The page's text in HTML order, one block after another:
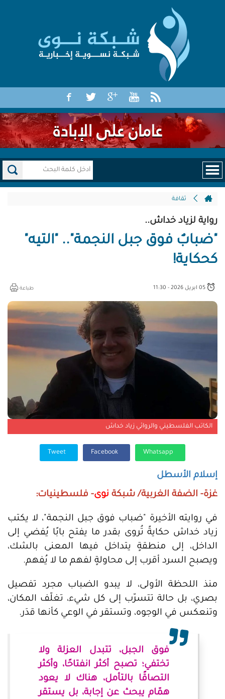
ثقافة
رواية لزياد خداش..
"ضبابٌ فوق جبل النجمة".. "التيه"
كحكاية!
طباعة
الكاتب الفلسطيني والروائي زياد خداش
إسلام الأسطل
غزة- الضفة الغربية/ شبكة نوى- فلسطينيات:
في روايته الأخيرة "ضباب فوق جبل النجمة"، لا يكتب
زياد خداش حكايةً تُروى بقدر ما يفتح بابًا يُفضي إلى
الداخل، إلى منطقةٍ يتداخل فيها المعنى بالشك،
ويصبح السرد أقرب إلى محاولةٍ لفهم ما لا يُفهم.
منذ اللحظة الأولى، لا يبدو الضباب مجرد تفصيل
بصري، بل حالة تتسرّب إلى كل شيء، تغلّف المكان،
وتنعكس في الوجوه، وتستقر في الوعي كأنها قدَر.
فوق الجبل، تتبدل العزلة ولا
تختفي؛ تصبح أكثر انفتاحًا، وأكثر
التصاقًا بالتأمل، هناك لا يعود
همّام يبحث عن إجابة، بل يستقر